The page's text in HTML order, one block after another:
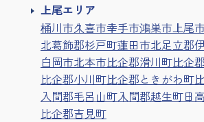
上尾エリア
桶川市久喜市幸手市鴻巣市 上尾
北葛飾郡杉戸町蓮田市北足立郡
白岡市北本市比企郡滑川町比企
比企郡小川町比企郡ときがわ町
入間郡毛呂山町入間郡越生町日
比企郡吉見町